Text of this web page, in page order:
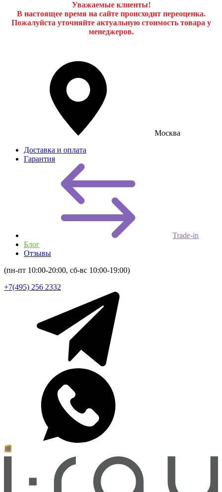
Уважаемые клиенты!
В настоящее время на сайте происходит переоценка.
Пожалуйста уточняйте актуальную стоимость товара у
менеджеров.
Москва
Доставка и оплата
Гарантия
Trade-in
Блог
Отзывы
(пн-пт 10:00-20:00, сб-вс 10:00-19:00)
+7(495) 256 2332